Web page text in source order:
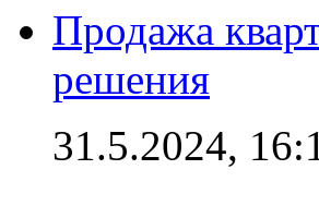
Продажа
решения
31.5.2024,